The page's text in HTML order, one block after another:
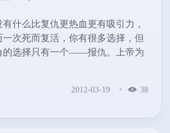
什么比复仇更热血更有吸引力，
一次死而复活，你有很多选择，但
的选择只有一个——报仇。上帝为
主线，性格十分羡慕的主角，金手
2012-03-19 38